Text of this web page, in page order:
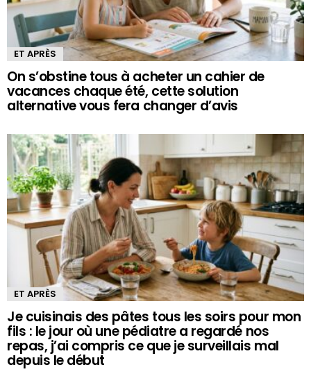
ET APRÈS
On s’obstine tous à acheter un cahier de
vacances chaque été, cette solution
alternative vous fera changer d’avis
ET APRÈS
Je cuisinais des pâtes tous les soirs pour mon
fils : le jour où une pédiatre a regardé nos
repas, j’ai compris ce que je surveillais mal
depuis le début